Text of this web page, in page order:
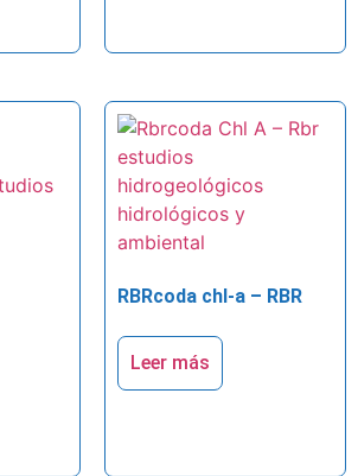
RBRcoda chl-a – RBR
Leer más